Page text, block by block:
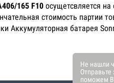
165 F10 осущетсвляется на
стоимость партии
Аккумуляторная батарея
Не нашли
поможем